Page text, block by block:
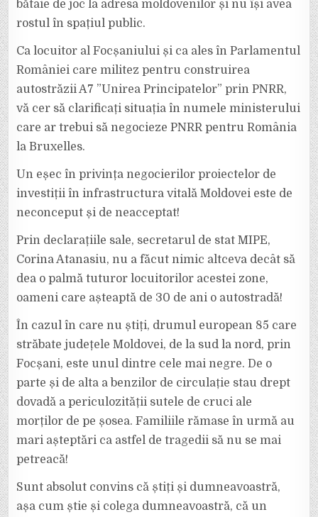
bătaie de joc la adresa moldovenilor și nu își avea
rostul în spațiul public.
Ca locuitor al Focșaniului și ca ales în Parlamentul
României care militez pentru construirea
autostrăzii A7 ”Unirea Principatelor” prin PNRR,
vă cer să clarificați situația în numele ministerului
care ar trebui să negocieze PNRR pentru România
la Bruxelles.
Un eșec în privința negocierilor proiectelor de
investiții în infrastructura vitală Moldovei este de
neconceput și de neacceptat!
Prin declarațiile sale, secretarul de stat MIPE,
Corina Atanasiu, nu a făcut nimic altceva decât să
dea o palmă tuturor locuitorilor acestei zone,
oameni care așteaptă de 30 de ani o autostradă!
În cazul în care nu știți, drumul european 85 care
străbate județele Moldovei, de la sud la nord, prin
Focșani, este unul dintre cele mai negre. De o
parte și de alta a benzilor de circulație stau drept
dovadă a periculozității sutele de cruci ale
morților de pe șosea. Familiile rămase în urmă au
mari așteptări ca astfel de tragedii să nu se mai
petreacă!
Sunt absolut convins că știți și dumneavoastră,
așa cum știe și colega dumneavoastră, că un